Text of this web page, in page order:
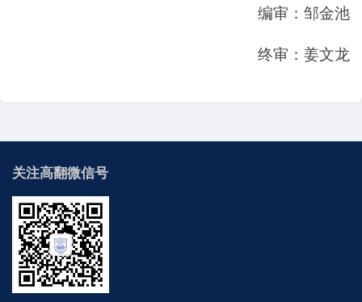
编审：邹金池
终审：姜文龙
关注高翻微信号